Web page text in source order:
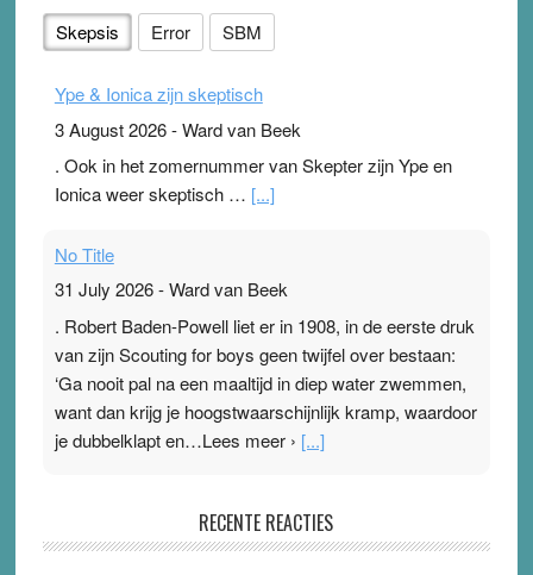
Skepsis Error SBM
Ype & Ionica zijn skeptisch
3 August 2026-Ward van Beek
. Ook in het zomernummer van Skepter zijn Ype en
Ionica weer skeptisch … [...]
No Title
31 July 2026-Ward van Beek
. Robert Baden-Powell liet er in 1908, in de eerste druk
van zijn Scouting for boys geen twijfel over bestaan:
‘Ga nooit pal na een maaltijd in diep water zwemmen,
want dan krijg je hoogstwaarschijnlijk kramp, waardoor
je dubbelklapt en…Lees meer › [...]
Ward van Beek
RECENTE REACTIES